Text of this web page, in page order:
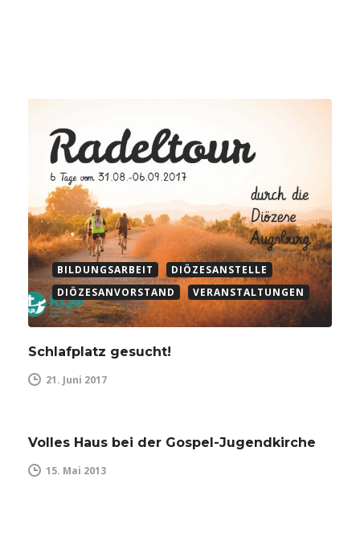
BILDUNGSARBEIT
DIÖZESANSTELLE
DIÖZESANVORSTAND
VERANSTALTUNGEN
Schlafplatz gesucht!
21. Juni 2017
Volles Haus bei der Gospel-Jugendkirche
15. Mai 2013